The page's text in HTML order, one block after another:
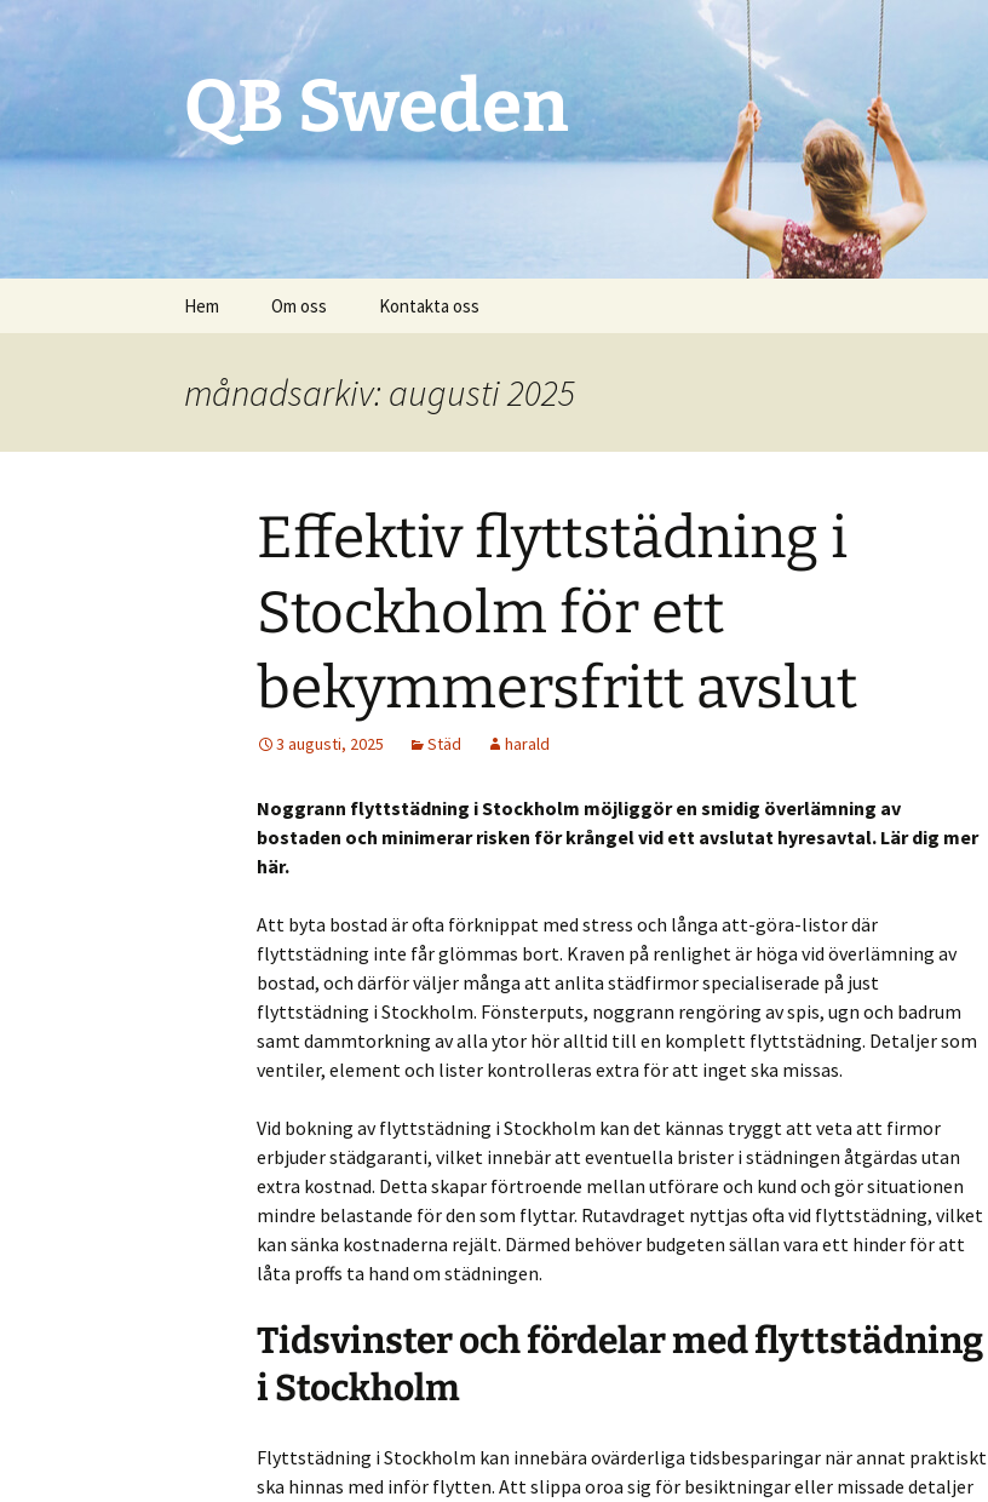
QB Sweden
Hem Om oss Kontakta oss
månadsarkiv: augusti 2025
Effektiv flyttstädning i
Stockholm för ett
bekymmersfritt avslut
3 augusti, 2025 Städ harald
Noggrann flyttstädning i Stockholm möjliggör en smidig överlämning av
bostaden och minimerar risken för krångel vid ett avslutat hyresavtal. Lär dig mer
här.
Att byta bostad är ofta förknippat med stress och långa att-göra-listor där
flyttstädning inte får glömmas bort. Kraven på renlighet är höga vid överlämning av
bostad, och därför väljer många att anlita städfirmor specialiserade på just
flyttstädning i Stockholm. Fönsterputs, noggrann rengöring av spis, ugn och badrum
samt dammtorkning av alla ytor hör alltid till en komplett flyttstädning. Detaljer som
ventiler, element och lister kontrolleras extra för att inget ska missas.
Vid bokning av flyttstädning i Stockholm kan det kännas tryggt att veta att firmor
erbjuder städgaranti, vilket innebär att eventuella brister i städningen åtgärdas utan
extra kostnad. Detta skapar förtroende mellan utförare och kund och gör situationen
mindre belastande för den som flyttar. Rutavdraget nyttjas ofta vid flyttstädning, vilket
kan sänka kostnaderna rejält. Därmed behöver budgeten sällan vara ett hinder för att
låta proffs ta hand om städningen.
Tidsvinster och fördelar med flyttstädning
i Stockholm
Flyttstädning i Stockholm kan innebära ovärderliga tidsbesparingar när annat praktiskt
ska hinnas med inför flytten. Att slippa oroa sig för besiktningar eller missade detaljer